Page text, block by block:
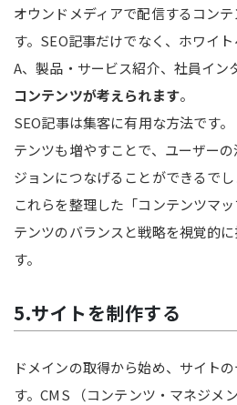
オウンドメディアで配信するコン
す。SEO記事だけでなく、ホワイ
A、製品・サービス紹介、社員イン
コンテンツが考えられます。
SEO記事は集客に有用な方法です
テンツも増やすことで、ユーザー
ジョンにつなげることができるでし
これらを整理した「コンテンツマ
テンツのバランスと戦略を視覚的
す。
5.サイトを制作する
ドメインの取得から始め、サイト
す。CMS （コンテンツ・マネジメ